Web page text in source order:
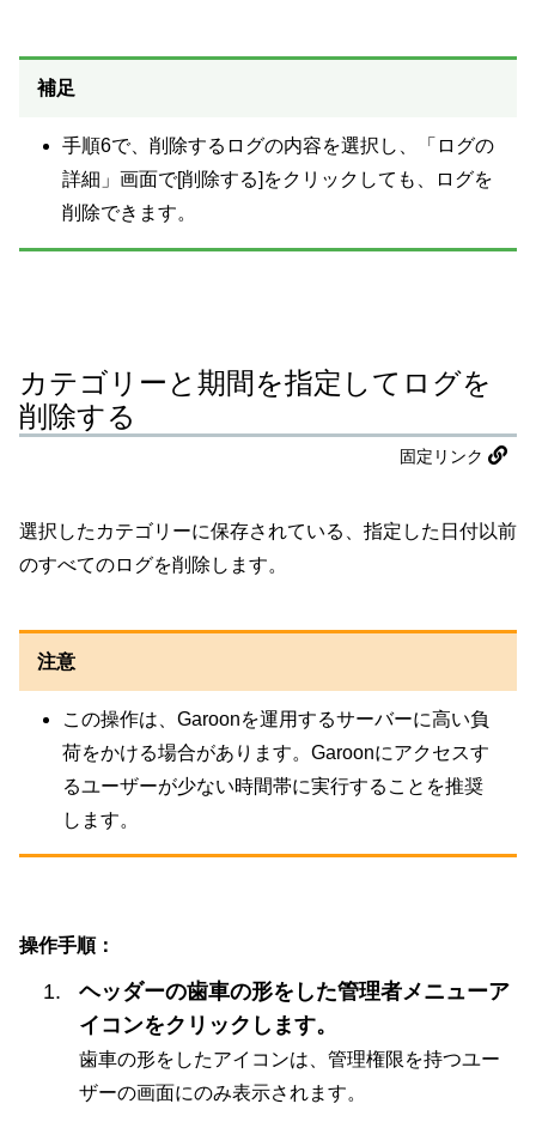
補足
手順6で、削除するログの内容を選択し、「ログの
詳細」画面で[削除する]をクリックしても、ログを
削除できます。
カテゴリーと期間を指定してログを
削除する
固定リンク
選択したカテゴリーに保存されている、指定した日付以前
のすべてのログを削除します。
注意
この操作は、Garoonを運用するサーバーに高い負
荷をかける場合があります。Garoonにアクセスす
るユーザーが少ない時間帯に実行することを推奨
します。
操作手順：
ヘッダーの歯車の形をした管理者メニューア
イコンをクリックします。
歯車の形をしたアイコンは、管理権限を持つユー
ザーの画面にのみ表示されます。